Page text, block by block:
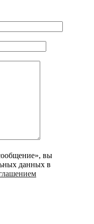
вы
данных в